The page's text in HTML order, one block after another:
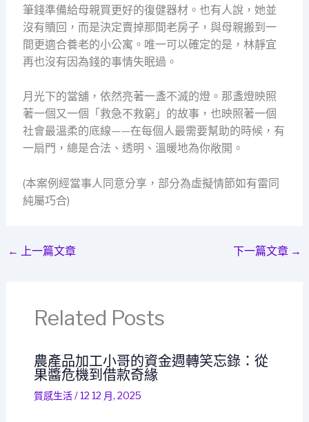
筆錢準備給母親買更好的復健器材。也有人說，她並
沒有贖回，而是決定賣掉那間老房子，與母親搬到一
間更適合養老的小公寓。唯一可以確定的是，林靜宜
再也沒有因為錢的事情失眠過。
月光下的當舖，依然亮著一盞不滅的燈。那盞燈映照
著一個又一個「救急不救窮」的故事，也映照著一個
社會最溫柔的底線——在每個人最需要幫助的時候，有
一扇門，總是合法、透明、溫暖地為你敞開。
(本案例經當事人同意分享，部分為虛擬情節如有雷同
純屬巧合)
← 上一篇文章 下一篇文章 →
Related Posts
農產品加工小哥的資金週轉笑忘錄：從
果醬危機到借款奇緣
質感生活/12 12 月, 2025